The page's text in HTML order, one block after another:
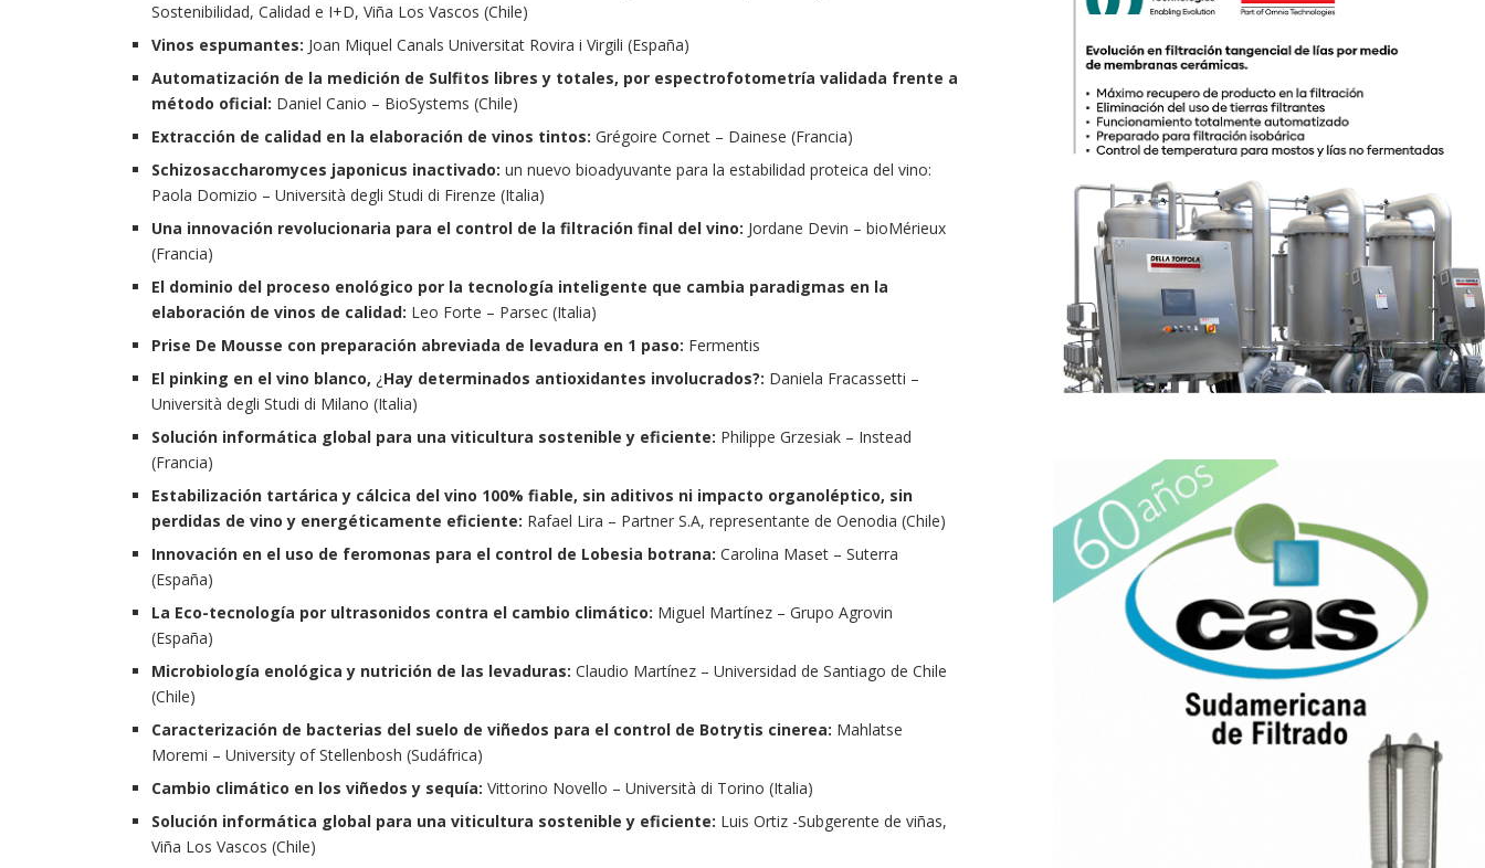
Sostenibilidad, Calidad e I+D, Viña Los Vascos (Chile)
Vinos espumantes: Joan Miquel Canals Universitat Rovira i Virgili (España)
Automatización de la medición de Sulfitos libres y totales, por espectrofotometría validada frente a
método oficial: Daniel Canio – BioSystems (Chile)
Extracción de calidad en la elaboración de vinos tintos: Grégoire Cornet – Dainese (Francia)
Schizosaccharomyces japonicus inactivado: un nuevo bioadyuvante para la estabilidad proteica del vino:
Paola Domizio – Università degli Studi di Firenze (Italia)
Una innovación revolucionaria para el control de la filtración final del vino: Jordane Devin – bioMérieux
(Francia)
El dominio del proceso enológico por la tecnología inteligente que cambia paradigmas en la
elaboración de vinos de calidad: Leo Forte – Parsec (Italia)
Prise De Mousse con preparación abreviada de levadura en 1 paso: Fermentis
El pinking en el vino blanco, ¿Hay determinados antioxidantes involucrados?: Daniela Fracassetti –
Università degli Studi di Milano (Italia)
Solución informática global para una viticultura sostenible y eficiente: Philippe Grzesiak – Instead
(Francia)
Estabilización tartárica y cálcica del vino 100% fiable, sin aditivos ni impacto organoléptico, sin
perdidas de vino y energéticamente eficiente: Rafael Lira – Partner S.A, representante de Oenodia (Chile)
Innovación en el uso de feromonas para el control de Lobesia botrana: Carolina Maset – Suterra
(España)
La Eco-tecnología por ultrasonidos contra el cambio climático: Miguel Martínez – Grupo Agrovin
(España)
Microbiología enológica y nutrición de las levaduras: Claudio Martínez – Universidad de Santiago de Chile
(Chile)
Caracterización de bacterias del suelo de viñedos para el control de Botrytis cinerea: Mahlatse
Moremi – University of Stellenbosh (Sudáfrica)
Cambio climático en los viñedos y sequía: Vittorino Novello – Università di Torino (Italia)
Solución informática global para una viticultura sostenible y eficiente: Luis Ortiz -Subgerente de viñas,
Viña Los Vascos (Chile)